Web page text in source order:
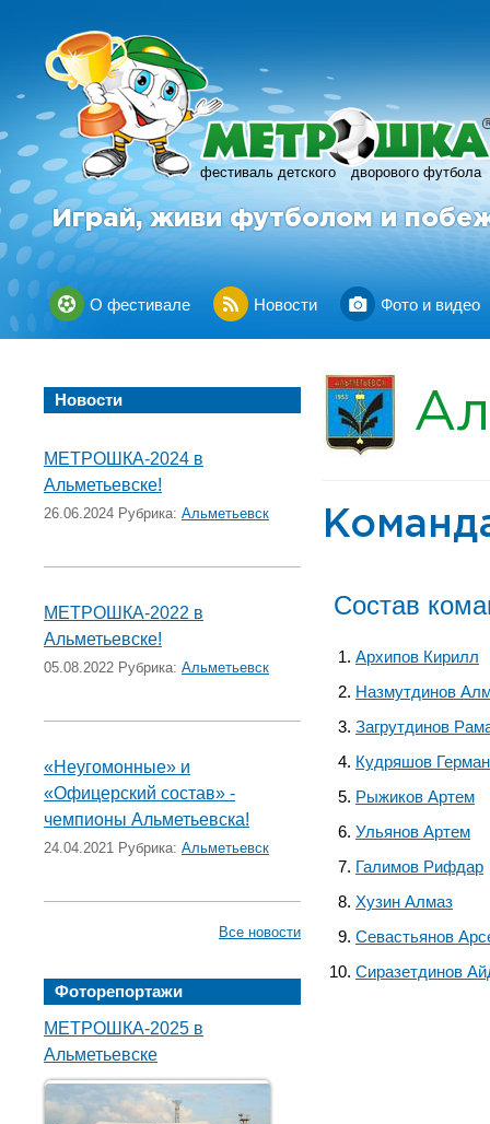
фестиваль детского дворового футбола
R
Играй, живи футболом и
О фестивале Новости Фото и видео
Новости
МЕТРОШКА-2024 в
Альметьевске!
26.06.2024 Рубрика: Альметьевск
МЕТРОШКА-2022 в
Альметьевске!
05.08.2022 Рубрика: Альметьевск
«Неугомонные» и
«Офицерский состав» -
чемпионы Альметьевска!
24.04.2021 Рубрика: Альметьевск
Все новости
Фоторепортажи
МЕТРОШКА-2025 в
Альметьевске
Состав
Архипов Кирилл
Назмутдинов
Загрутдинов
Кудряшов Герман
Рыжиков Артем
Ульянов Артем
Галимов Рифдар
Хузин Алмаз
Севастьянов
Сиразетдинов